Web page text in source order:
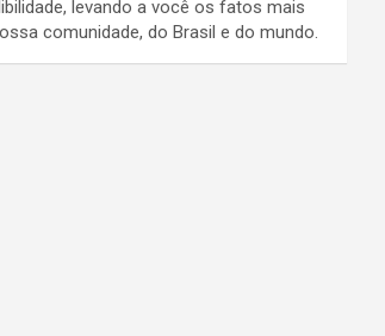
levando a você os fatos mais
comunidade, do Brasil e do mundo.